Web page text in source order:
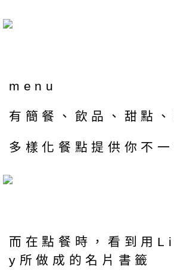
menu
有簡餐、飲品、甜點、
多樣化餐點提供你不
而在點餐時，看到用
y所做成的名片書籤